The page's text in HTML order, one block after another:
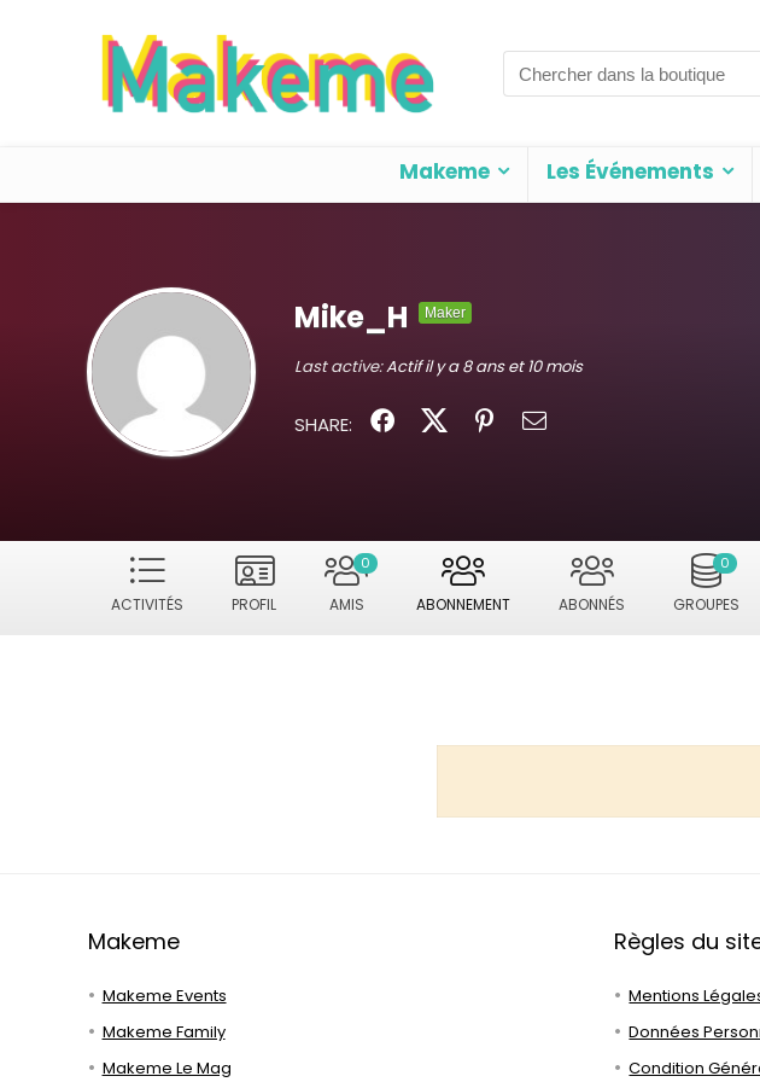
Search
for:
Makeme Les Événements
Mike_H Maker
Last active:Actif il y a 8 ans et 10 mois
SHARE:
ACTIVITÉS PROFIL AMIS
0
ABONNEMENT ABONNÉS GROUPES
0
Makeme
Makeme Events
Makeme Family
Makeme Le Mag
Règles du
Mentions
Données
Condition